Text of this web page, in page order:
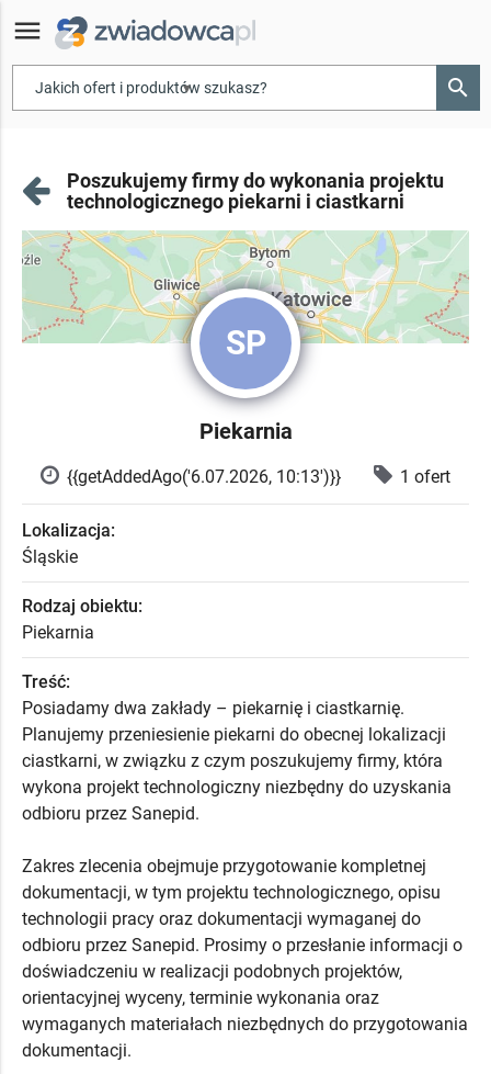
menu
▾ search
Poszukujemy firmy do wykonania projektu
technologicznego piekarni i ciastkarni
SP
Piekarnia
{{getAddedAgo('6.07.2026, 10:13')}} 1 ofert
Lokalizacja:
Śląskie
Rodzaj obiektu:
Piekarnia
Treść:
Posiadamy dwa zakłady – piekarnię i ciastkarnię.
Planujemy przeniesienie piekarni do obecnej lokalizacji
ciastkarni, w związku z czym poszukujemy firmy, która
wykona projekt technologiczny niezbędny do uzyskania
odbioru przez Sanepid.
Zakres zlecenia obejmuje przygotowanie kompletnej
dokumentacji, w tym projektu technologicznego, opisu
technologii pracy oraz dokumentacji wymaganej do
odbioru przez Sanepid. Prosimy o przesłanie informacji o
doświadczeniu w realizacji podobnych projektów,
orientacyjnej wyceny, terminie wykonania oraz
wymaganych materiałach niezbędnych do przygotowania
dokumentacji.